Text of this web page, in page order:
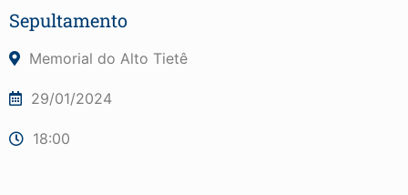
Sepultamento
Memorial do Alto Tietê
29/01/2024
18:00